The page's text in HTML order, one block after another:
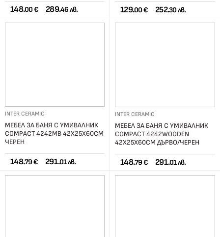
148.00 € 289.46 лв. 129.00 € 252.30 лв.
INTER CERAMIC
МЕБЕЛ ЗА БАНЯ С УМИВАЛНИК
COMPACT 4242MB 42X25X60СМ
ЧЕРЕН
148.79 € 291.01 лв.
INTER CERAMIC
МЕБЕЛ ЗА БАНЯ С УМИВАЛНИК
COMPACT 4242WOODEN
42X25X60СМ ДЪРВО/ЧЕРЕН
148.79 € 291.01 лв.